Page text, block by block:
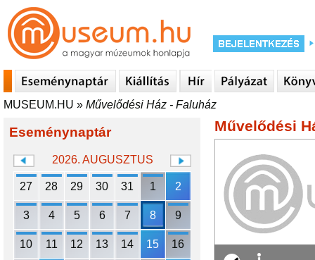
MUSEUM.HU » Művelődési Ház - Faluház
Eseménynaptár
2026. AUGUSZTUS
27 28 29 30 31 1 2
3 4 5 6 7 8 9
10 11 12 13 14 15 16
Művelődési